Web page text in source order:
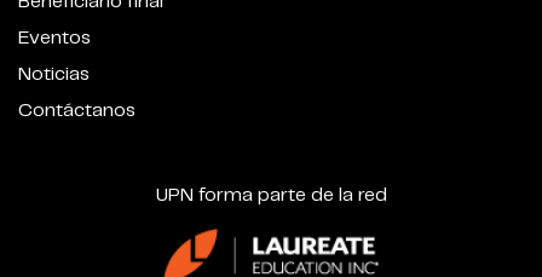
Eventos
Noticias
Contáctanos
UPN forma parte de la red